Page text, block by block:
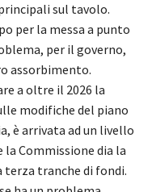
sul tavolo.
per la messa a punto
per il governo,
assorbimento.
a oltre il 2026 la
modifiche del piano
è arrivata ad un livello
la Commissione dia la
terza tranche di fondi.